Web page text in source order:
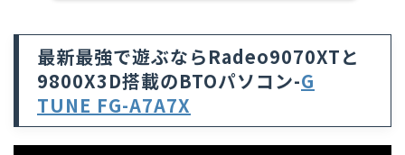
最新最強で遊ぶならRadeo9070XTと
9800X3D搭載のBTOパソコン-G
TUNE FG-A7A7X